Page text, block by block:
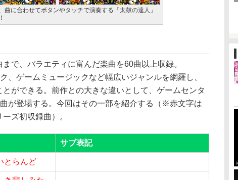
曲に合わせてボタンやタッチで演奏する「太鼓の達人」
で、バラエティに富んだ楽曲を60曲以上収録。
、ゲームミュージックなど幅広いジャンルを網羅し、
ができる。前作との大きな違いとして、ゲームセンタ
曲が登場する。今回はその一部を紹介する（※赤文字は
ズ初収録曲）。
サブ表記
とらんど